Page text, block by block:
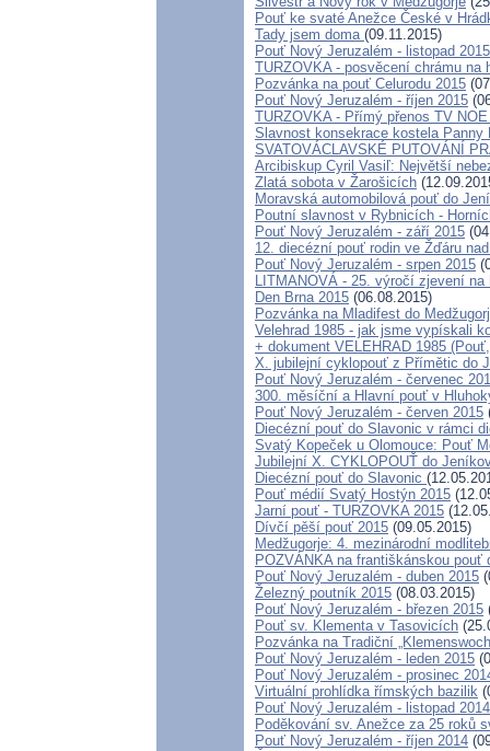
Pouť ke svaté Anežce České v
Tady jsem doma (09.11.2015)
Pouť Nový Jeruzalém - listopad 2015
TURZOVKA - posvěcení chrámu na
Pozvánka na pouť Celurodu 2015
Pouť Nový Jeruzalém - říjen 2015
TURZOVKA - Přímý přenos TV
Slavnost konsekrace kostela
SVATOVÁCLAVSKÉ PUTOVÁNÍ
Arcibiskup Cyril Vasiľ: Největší
Zlatá sobota v Žarošicích
Moravská automobilová pouť do
Poutní slavnost v Rybnicích -
Pouť Nový Jeruzalém - září 2015
12. diecézní pouť rodin ve Žďáru
Pouť Nový Jeruzalém - srpen 2015
LITMANOVÁ - 25. výročí zjevení na
Den Brna 2015 (06.08.2015)
Pozvánka na Mladifest do
Velehrad 1985 - jak jsme vypískali
+ dokument VELEHRAD 1985
X. jubilejní cyklopouť z Přímětic do
Pouť Nový Jeruzalém - červenec
300. měsíční a Hlavní pouť v
Pouť Nový Jeruzalém - červen 2015
Diecézní pouť do Slavonic v rámci
Svatý Kopeček u Olomouce: Pouť
Jubilejní X. CYKLOPOUŤ do
Diecézní pouť do Slavonic
Pouť médií Svatý Hostýn 2015
Jarní pouť - TURZOVKA 2015
Dívčí pěší pouť 2015 (09.05.2015)
Medžugorje: 4. mezinárodní
POZVÁNKA na františkánskou
Pouť Nový Jeruzalém - duben 2015
Železný poutník 2015 (08.03.2015)
Pouť Nový Jeruzalém - březen 2015
Pouť sv. Klementa v Tasovicích
Pozvánka na Tradiční
Pouť Nový Jeruzalém - leden 2015
Pouť Nový Jeruzalém - prosinec
Virtuální prohlídka římských bazilik
Pouť Nový Jeruzalém - listopad 2014
Poděkování sv. Anežce za 25 roků
Pouť Nový Jeruzalém - říjen 2014